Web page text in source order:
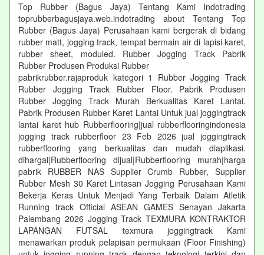
Top Rubber (Bagus Jaya) Tentang Kami Indotrading
toprubberbagusjaya.web.indotrading about Tentang Top
Rubber (Bagus Jaya) Perusahaan kami bergerak di bidang
rubber matt, jogging track, tempat bermain air di lapisi karet,
rubber sheet, moduled. Rubber Jogging Track Pabrik
Rubber Produsen Produksi Rubber
pabrikrubber.rajaproduk kategori 1 Rubber Jogging Track
Rubber Jogging Track Rubber Floor. Pabrik Produsen
Rubber Jogging Track Murah Berkualitas Karet Lantai.
Pabrik Produsen Rubber Karet Lantai Untuk jual joggingtrack
lantai karet hub Rubberflooring|jual rubberflooringindonesia
jogging track rubberfloor 23 Feb 2026 jual joggingtrack
rubberflooring yang berkualitas dan mudah diaplikasi.
dihargai|Rubberflooring dijual|Rubberflooring murah|harga
pabrik RUBBER NAS Supplier Crumb Rubber, Supplier
Rubber Mesh 30 Karet Lintasan Jogging Perusahaan Kami
Bekerja Keras Untuk Menjadi Yang Terbaik Dalam Atletik
Running track Official ASEAN GAMES Senayan Jakarta
Palembang 2026 Jogging Track TEXMURA KONTRAKTOR
LAPANGAN FUTSAL texmura joggingtrack Kami
menawarkan produk pelapisan permukaan (Floor Finishing)